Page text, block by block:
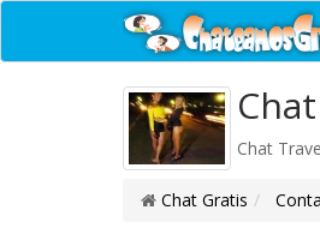
Chat
Chat Gratis